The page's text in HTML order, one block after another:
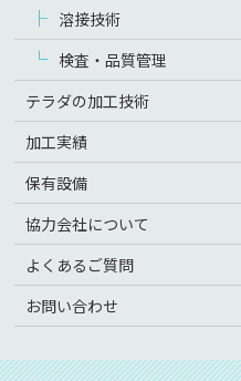
溶接技術
検査・品質管理
テラダの加工技術
加工実績
保有設備
協力会社について
よくあるご質問
お問い合わせ